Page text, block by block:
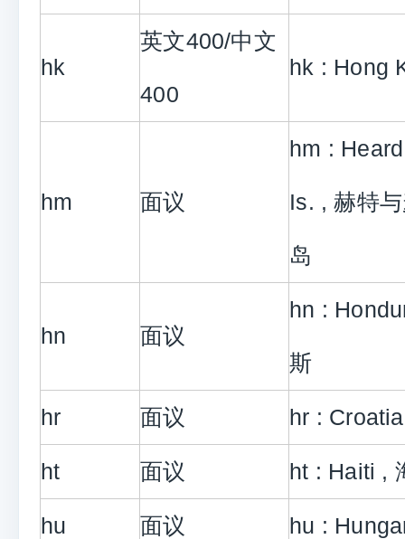
hk
英文400/中文
400
hk : Hong
hm 面议
hm :
Is. , 赫特
岛
hn 面议
hn :
斯
hr 面议 hr :
ht 面议 ht : Haiti ,
hu 面议 hu :